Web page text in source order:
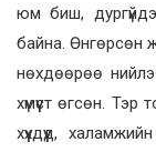
юм биш,
байна. Өнгөрсөн
нөхдөөрөө
хүмүүст өгсөн.
хүүхдүүд,